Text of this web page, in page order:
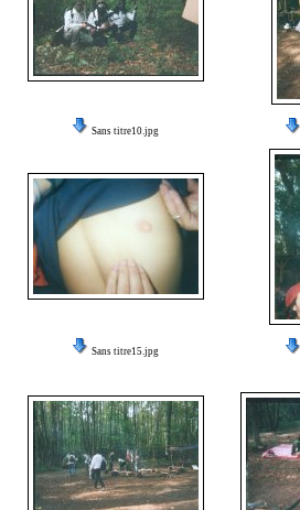
Sans titre10.jpg
Sans titre15.jpg